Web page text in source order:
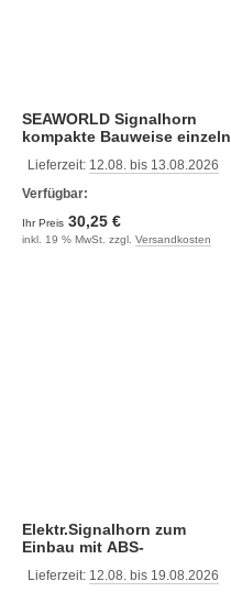
SEAWORLD Signalhorn
kompakte Bauweise einzeln
Lieferzeit: 12.08. bis 13.08.2026
Verfügbar:
Ihr Preis 30,25 €
inkl. 19 % MwSt. zzgl. Versandkosten
Elektr.Signalhorn zum
Einbau mit ABS-
Lieferzeit: 12.08. bis 19.08.2026